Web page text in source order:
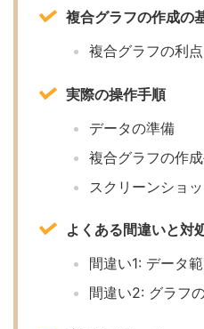
複合グラフの作成の
複合グラフの利点
実際の操作手順
データの準備
複合グラフの作
スクリーンショ
よくある間違いと対
間違い1: データ
間違い2: グラフ